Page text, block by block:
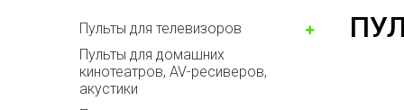
Пульты для телевизоров
Пульты для домашних
кинотеатров, AV-ресиверов,
акустики